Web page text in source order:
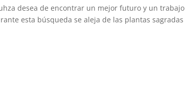
desea de encontrar un mejor futuro y un trabajo
esta búsqueda se aleja de las plantas sagradas